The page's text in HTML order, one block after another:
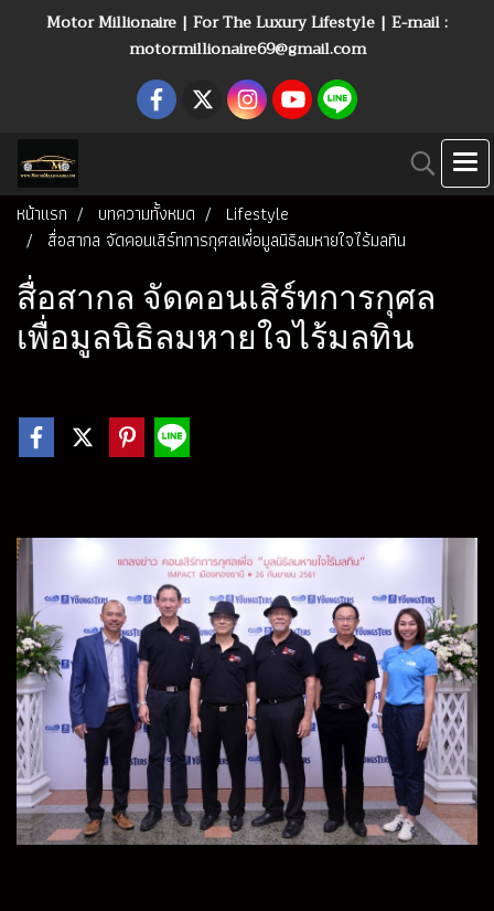
Motor Millionaire | For The Luxury Lifestyle | E-mail :
motormillionaire69@gmail.com
หน้าแรก บทความทั้งหมด
Lifestyle
สื่อสากล จัดคอนเสิร์ทการกุศลเพื่อมูลนิธิลมหายใจไร้มลทิน
สื่อสากล จัดคอนเสิร์ทการกุศล
เพื่อมูลนิธิลมหายใจไร้มลทิน